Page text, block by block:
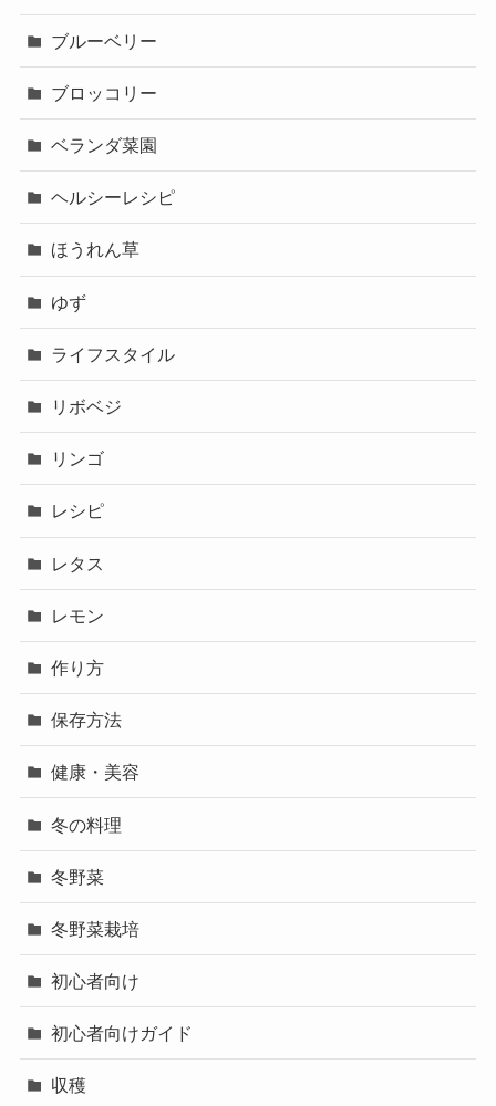
ブルーベリー
ブロッコリー
ベランダ菜園
ヘルシーレシピ
ほうれん草
ゆず
ライフスタイル
リボベジ
リンゴ
レシピ
レタス
レモン
作り方
保存方法
健康・美容
冬の料理
冬野菜
冬野菜栽培
初心者向け
初心者向けガイド
収穫